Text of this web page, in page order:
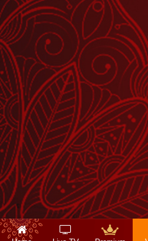
Diamond
July 22, 2026
अपने
चाहिए
August 03,
जीवन में काल
July 25, 2026
जगत को
प्रेम
July 17, 2026